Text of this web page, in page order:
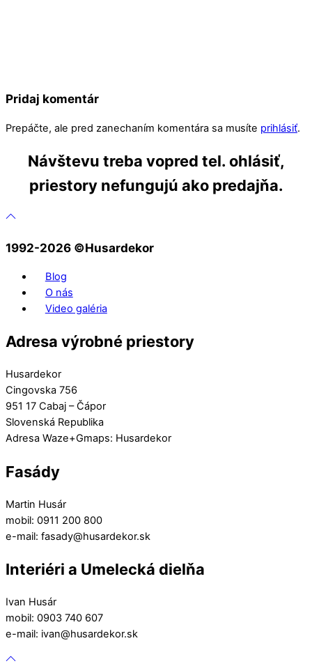
Pridaj komentár
Prepáčte, ale pred zanechaním komentára sa musíte prihlásiť.
Návštevu treba vopred tel. ohlásiť,
priestory nefungujú ako predajňa.
1992-2026 ©️Husardekor
Blog
O nás
Video galéria
Adresa výrobné priestory
Husardekor
Cingovska 756
951 17 Cabaj – Čápor
Slovenská Republika
Adresa Waze+Gmaps: Husardekor
Fasády
Martin Husár
mobil: 0911 200 800
e-mail: fasady@husardekor.sk
Interiéri a Umelecká dielňa
Ivan Husár
mobil: 0903 740 607
e-mail: ivan@husardekor.sk